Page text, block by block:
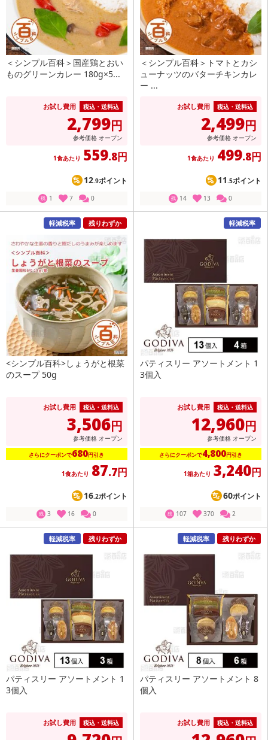
＜シンプル百科＞国産鶏とおい
ものグリーンカレー 180g×5...
お試し費用 税込・送料込
2,799円
参考価格 オープン
1食あたり 559.8円
12.9ポイント
残 1 7 0
＜シンプル百科＞トマトとカシ
ューナッツのバターチキンカレ
ー ...
お試し費用 税込・送料込
2,499円
参考価格 オープン
1食あたり 499.8円
11 .5ポイント
残 14 13 0
軽減税率 残りわずか
<シンプル百科>しょうがと根菜
のスープ 50g
お試し費用 税込・送料込
3,506円
参考価格 オープン
さらにクーポンで680円引き
1食あたり 87.7円
16.2ポイント
残 3 16 0
軽減税率
パティスリー アソートメント 1
3個入
お試し費用 税込・送料込
12,960円
参考価格 オープン
さらにクーポンで4,800円引き
1箱あたり 3,240円
60ポイント
残 107 370 2
軽減税率 残りわずか
パティスリー アソートメント 1
3個入
お試し費用 税込・送料込
軽減税率 残りわずか
パティスリー アソートメント 8
個入
お試し費用 税込・送料込